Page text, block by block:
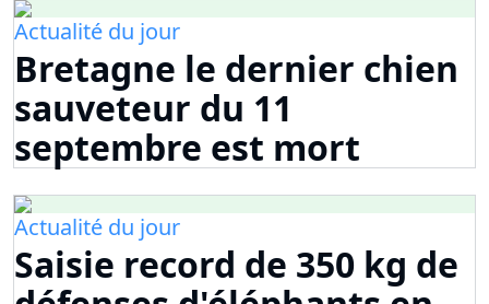
Actualité du jour
Bretagne le dernier chien
sauveteur du 11
septembre est mort
Actualité du jour
Saisie record de 350 kg de